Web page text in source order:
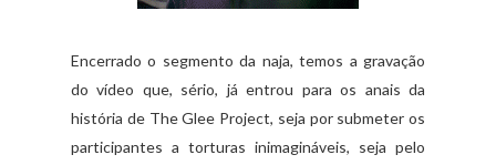
Encerrado o segmento da naja, temos a gravação
do vídeo que, sério, já entrou para os anais da
história de The Glee Project, seja por submeter os
participantes a torturas inimagináveis, seja pelo